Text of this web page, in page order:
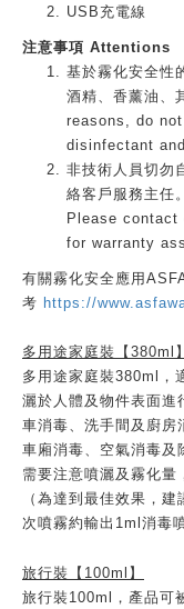
USB充電線
注意事項 Attentions
基於霧化安全性
酒精、香薰油、
reasons, do
disinfectant
非技術人員切勿
絡客戶服務主
Please
for warranty
有關霧化安全應用
考 https://
多用途家庭裝【380ml】
多用途家庭裝380ml，
灑於人體及物件表面進
車消毒、洗手間及廚房
車廂消毒、空氣消毒及
需要注意噴灑及霧化量
（為達到最佳效果，
次噴霧約輸出1ml消毒
旅行裝【100ml】
旅行裝100ml，產品可